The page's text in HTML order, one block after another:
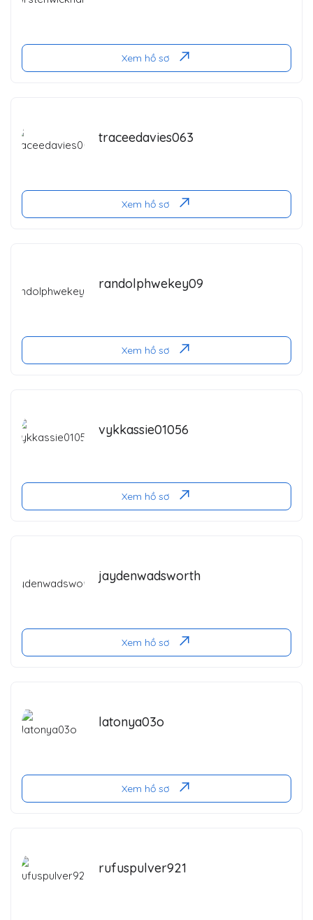
Xem hồ sơ
traceedavies063
Xem hồ sơ
randolphwekey09
Xem hồ sơ
vykkassie01056
Xem hồ sơ
jaydenwadsworth
Xem hồ sơ
latonya03o
Xem hồ sơ
rufuspulver921